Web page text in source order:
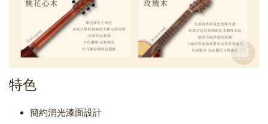
特色
簡約消光漆面設計